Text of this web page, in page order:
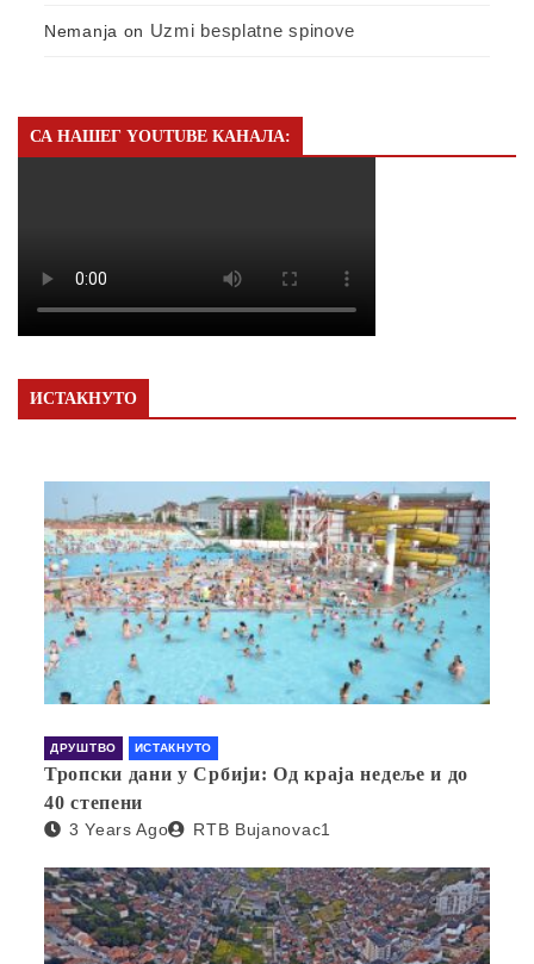
Nemanja on Uzmi besplatne spinove
СА НАШЕГ YOUTUBE КАНАЛА:
ИСТАКНУТО
ДРУШТВО ИСТАКНУТО
Тропски дани у Србији: Од краја недеље и до
40 степени
3 Years Ago RTB Bujanovac1